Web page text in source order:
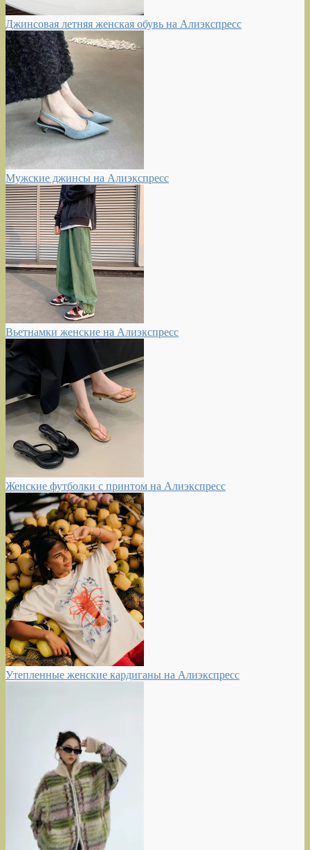
Джинсовая летняя женская обувь на Алиэкспресс
Мужские джинсы на Алиэкспресс
Вьетнамки женские на Алиэкспресс
Женские футболки с принтом на Алиэкспресс
Утепленные женские кардиганы на Алиэкспресс